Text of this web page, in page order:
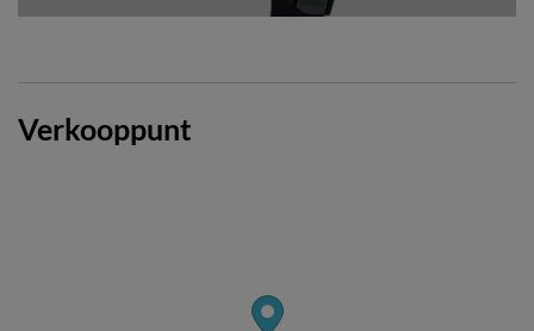
Verkooppunt